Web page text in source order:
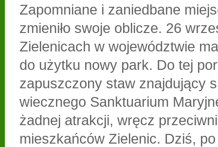
Zapomniane i zaniedbane
zmieniło swoje oblicze. 26
Zielenicach w województwie
do użytku nowy park. Do tej
zapuszczony staw znajdujący
wiecznego Sanktuarium
żadnej atrakcji, wręcz
mieszkańców Zielenic. Dziś,